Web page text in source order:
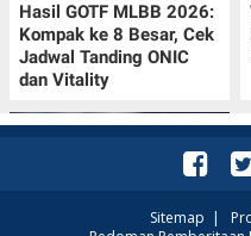
Hasil GOTF MLBB 2026:
Kompak ke 8 Besar, Cek
Jadwal Tanding ONIC
dan Vitality
Sitemap |